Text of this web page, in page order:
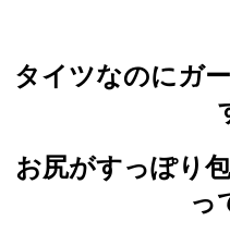
タイツなのにガ
お尻がすっぽり
っ